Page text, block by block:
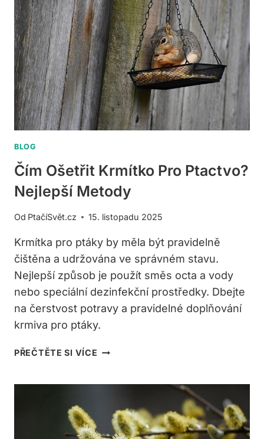
A
PTACTVO?
PRAKTICKÉ
TIPY
BLOG
Čím Ošetřit Krmítko Pro Ptactvo?
Nejlepší Metody
Od PtačíSvět.cz 15. listopadu 2025
Krmítka pro ptáky by měla být pravidelně
čištěna a udržována ve správném stavu.
Nejlepší způsob je použít směs octa a vody
nebo speciální dezinfekční prostředky. Dbejte
na čerstvost potravy a pravidelné doplňování
krmiva pro ptáky.
PŘEČTĚTE SI VÍCE ČÍM
NEJLEPŠÍ
METODY